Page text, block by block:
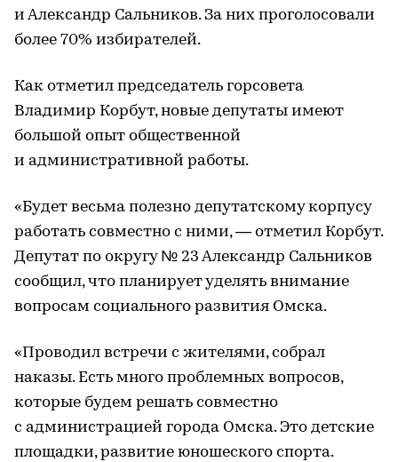
и Александр Сальников. За них проголосовали
более 70% избирателей.
Как отметил председатель горсовета
Владимир Корбут, новые депутаты имеют
большой опыт общественной
и административной работы.
«Будет весьма полезно депутатскому корпусу
работать совместно с ними, — отметил Корбут.
Депутат по округу № 23 Александр Сальников
сообщил, что планирует уделять внимание
вопросам социального развития Омска.
«Проводил встречи с жителями, собрал
наказы. Есть много проблемных вопросов,
которые будем решать совместно
с администрацией города Омска. Это детские
площадки, развитие юношеского спорта.